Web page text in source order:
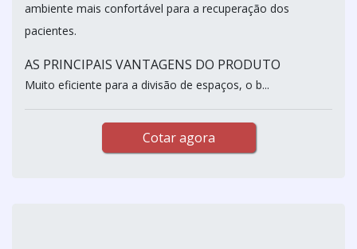
ambiente mais confortável para a recuperação dos
pacientes.
AS PRINCIPAIS VANTAGENS DO PRODUTO
Muito eficiente para a divisão de espaços, o b...
Cotar agora